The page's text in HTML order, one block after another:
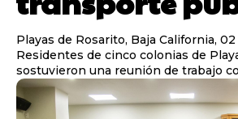
Playas de Rosarito, Baja California,
Residentes de cinco colonias de
sostuvieron una reunión de trabajo